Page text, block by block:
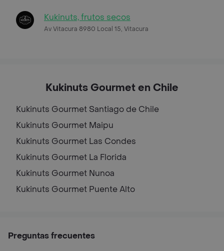
Kukinuts, frutos secos
Av Vitacura 8980 Local 15, Vitacura
Kukinuts Gourmet en Chile
Kukinuts Gourmet Santiago de Chile
Kukinuts Gourmet Maipu
Kukinuts Gourmet Las Condes
Kukinuts Gourmet La Florida
Kukinuts Gourmet Nunoa
Kukinuts Gourmet Puente Alto
Preguntas frecuentes